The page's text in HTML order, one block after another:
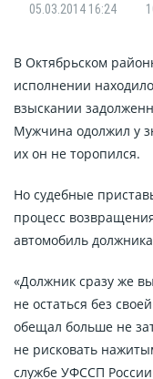
05.03.2014 16:24
В Октябрьском
исполнении
взыскании
Мужчина одолжил у
их он не торопился.
Но судебные
процесс
автомобиль
«Должник сразу же
не остаться без
обещал больше не
не рисковать
службе УФССП